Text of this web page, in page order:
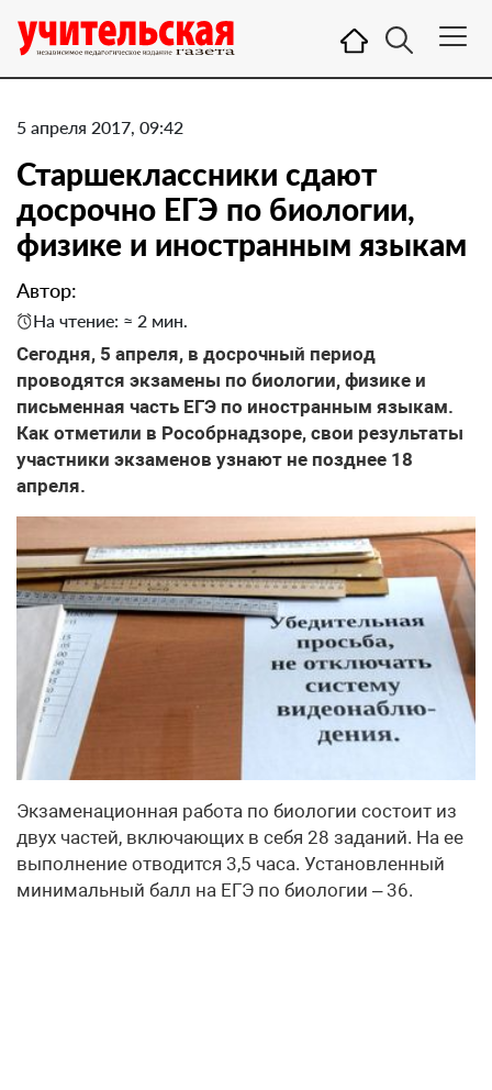
5 апреля 2017, 09:42
Старшеклассники сдают
досрочно ЕГЭ по биологии,
физике и иностранным языкам
Автор:
На чтение: ≈ 2 мин.
Сегодня, 5 апреля, в досрочный период
проводятся экзамены по биологии, физике и
письменная часть ЕГЭ по иностранным языкам.
Как отметили в Рособрнадзоре, свои результаты
участники экзаменов узнают не позднее 18
апреля.
Экзаменационная работа по биологии состоит из
двух частей, включающих в себя 28 заданий. На ее
выполнение отводится 3,5 часа. Установленный
минимальный балл на ЕГЭ по биологии – 36.